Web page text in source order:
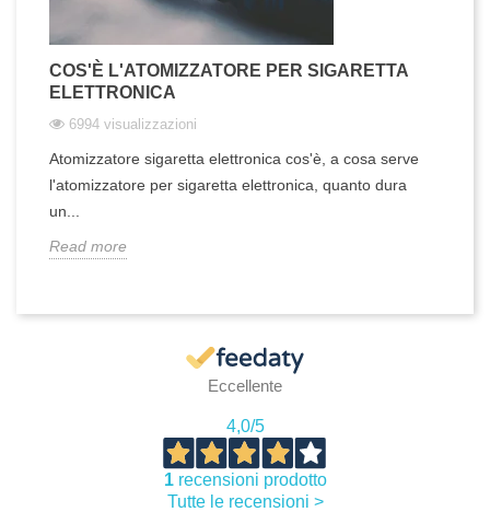
COS'È L'ATOMIZZATORE PER SIGARETTA
ELETTRONICA
6994 visualizzazioni
Atomizzatore sigaretta elettronica cos'è, a cosa serve
l'atomizzatore per sigaretta elettronica, quanto dura
un...
Read more
Eccellente
4,0/5
1recensioni prodotto
Tutte le recensioni >